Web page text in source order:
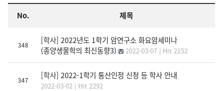
No. 제목
348 [학사] 2022년도 1학기 암연구소 화요암세미나
(종양생물학의 최신동향3)
2022-03-07 | Hit 2152
347 [학사] 2022-1학기 통산인정 신청 등 학사 안내
2022-03-02 | Hit 2292